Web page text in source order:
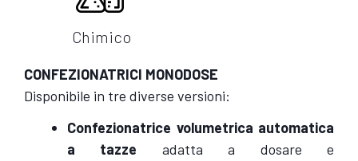
Chimico
CONFEZIONATRICI MONODOSE
Disponibile in tre diverse versioni:
Confezionatrice volumetrica automatica
a tazze adatta a dosare e